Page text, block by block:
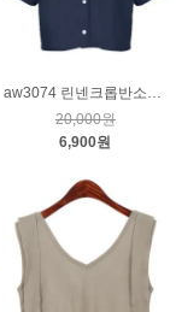
aw3074 린넨크롭반소매블라우스_네이비
20,000원
6,900원